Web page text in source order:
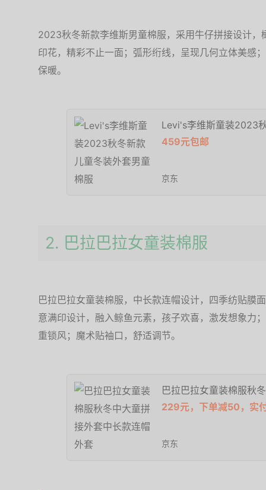
2023秋冬新款李维斯男童棉服，采用牛仔拼接设计
印花，精彩不止一面；弧形绗线，呈现几何立体美感
保暖。
Levi's李维斯童装2023
459元包邮
京东
2. 巴拉巴拉女童装棉服
巴拉巴拉女童装棉服，中长款连帽设计，四季纺贴膜
意满印设计，融入鲸鱼元素，孩子欢喜，激发想象力
重锁风；魔术贴袖口，舒适调节。
巴拉巴拉女童装棉服秋
229元，下单减50，实
京东